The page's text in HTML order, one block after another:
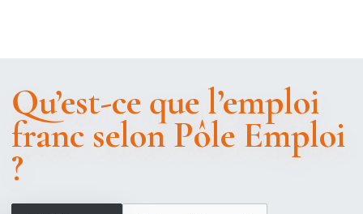
Qu’est-ce que l’emploi
franc selon Pôle Emploi
?